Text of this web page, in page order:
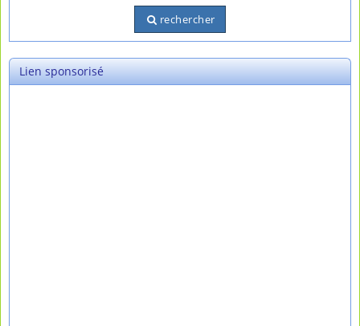
rechercher
Lien sponsorisé